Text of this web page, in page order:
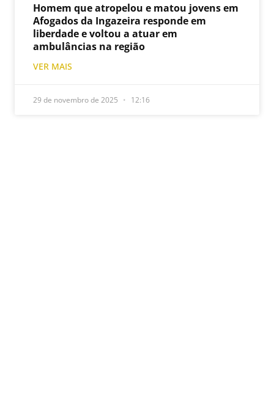
Homem que atropelou e matou jovens em
Afogados da Ingazeira responde em
liberdade e voltou a atuar em
ambulâncias na região
VER MAIS
29 de novembro de 2025 12:16